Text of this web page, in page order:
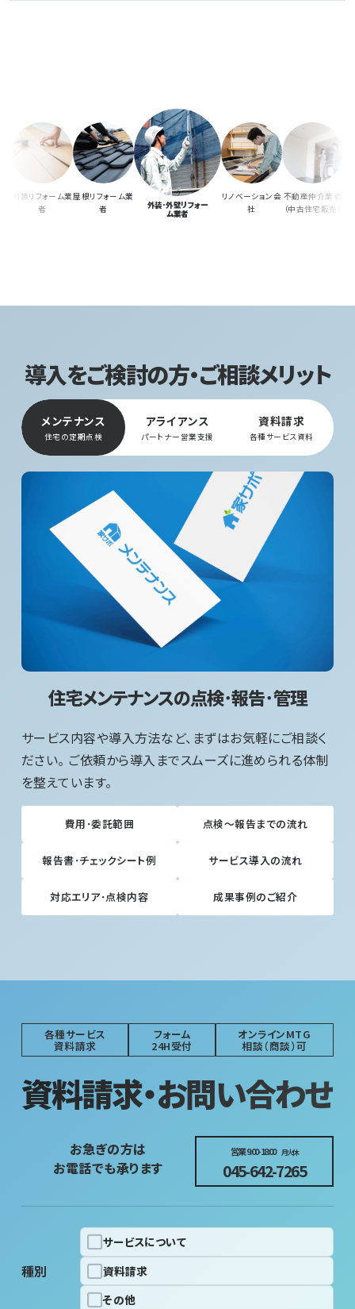
内装リフォーム業
者
屋根リフォーム業
者
外装･外壁リフォー
ム業者
リノベーション会
社
不動産仲介業者
（中古住宅販売）
導入をご検討の方・ご相談メリット
メンテナンス
住宅の定期点検
アライアンス
パートナー営業支援
資料請求
各種サービス資料
住宅メンテナンスの点検･報告･管理
サービス内容や導入方法など、まずはお気軽にご相談く
ださい。 ご依頼から導入までスムーズに進められる体制
を整えています。
費用･委託範囲 点検～報告までの流れ
報告書･チェックシート例 サービス導入の流れ
対応エリア･点検内容 成果事例のご紹介
各種サービス
資料請求
フォーム
24H受付
オンラインMTG
相談（商談）可
資料請求・お問い合わせ
お急ぎの方は
お電話でも承ります
営業 9:00-18:00 月火休
045-642-7265
種別
サービスについて
資料請求
その他